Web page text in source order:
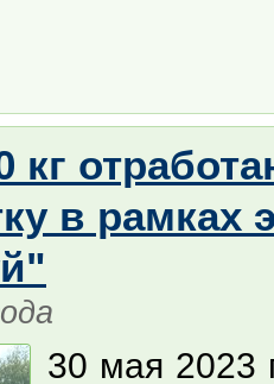
кг
в рамках
30 мая 2023